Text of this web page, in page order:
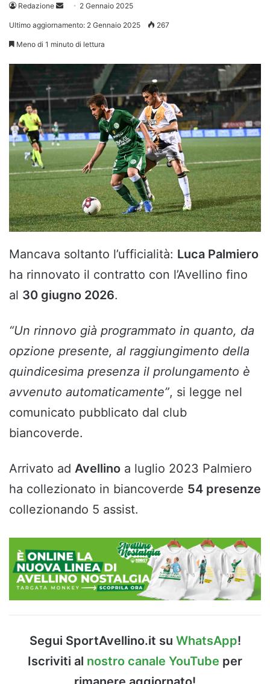
Redazione
Invia 2 Gennaio 2025
Ultimo aggiornamento: 2 Gennaio 2025 267
Meno di 1 minuto di lettura
Mancava soltanto l’ufficialità: Luca Palmiero
ha rinnovato il contratto con l’Avellino fino
al 30 giugno 2026.
“Un rinnovo già programmato in quanto, da
opzione presente, al raggiungimento della
quindicesima presenza il prolungamento è
avvenuto automaticamente”, si legge nel
comunicato pubblicato dal club
biancoverde.
Arrivato ad Avellino a luglio 2023 Palmiero
ha collezionato in biancoverde 54 presenze
collezionando 5 assist.
Segui SportAvellino.it su WhatsApp!
Iscriviti al nostro canale YouTube per